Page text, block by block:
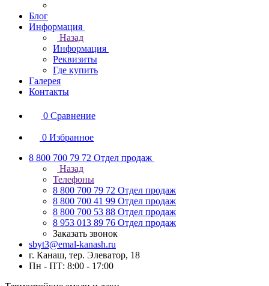
Блог
Информация
Назад
Информация
Реквизиты
Где купить
Галерея
Контакты
0 Сравнение
0 Избранное
8 800 700 79 72 Отдел продаж
Назад
Телефоны
8 800 700 79 72 Отдел продаж
8 800 700 41 99 Отдел продаж
8 800 700 53 88 Отдел продаж
8 953 013 89 76 Отдел продаж
Заказать звонок
sbyt3@emal-kanash.ru
г. Канаш, тер. Элеватор, 18
Пн - ПТ: 8:00 - 17:00